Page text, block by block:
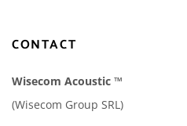
CONTACT
Wisecom Acoustic ™
(Wisecom Group SRL)